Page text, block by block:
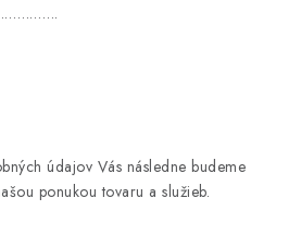
údajov Vás následne budeme
ponukoutovaru a služieb.